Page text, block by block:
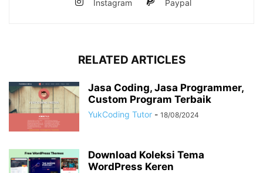
Instagram Paypal
RELATED ARTICLES
Jasa Coding, Jasa Programmer,
Custom Program Terbaik
YukCoding Tutor - 18/08/2024
Download Koleksi Tema
WordPress Keren